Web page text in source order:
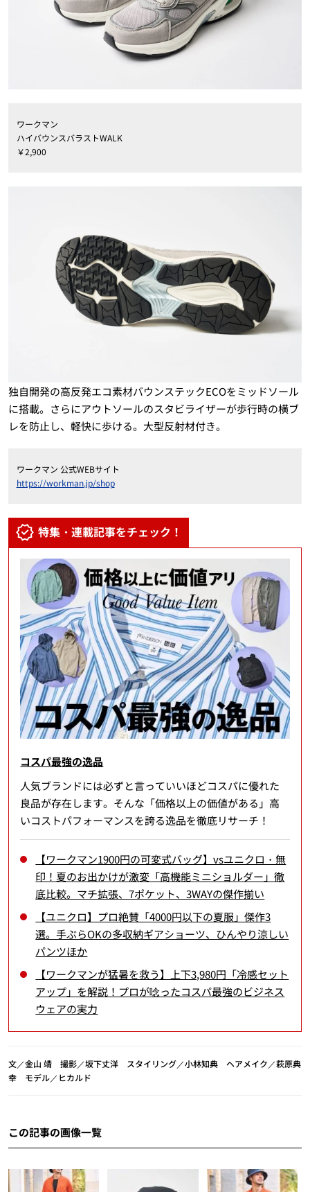
ワークマン
ハイバウンスバラストWALK
￥2,900
独自開発の高反発エコ素材バウンステックECOをミッドソール
に搭載。さらにアウトソールのスタビライザーが歩行時の横ブ
レを防止し、軽快に歩ける。大型反射材付き。
ワークマン 公式WEBサイト
https://workman.jp/shop
特集・連載記事をチェック！
コスパ最強の逸品
人気ブランドには必ずと言っていいほどコスパに優れた
良品が存在します。そんな「価格以上の価値がある」高
いコストパフォーマンスを誇る逸品を徹底リサーチ！
【ワークマン1900円の可変式バッグ】vsユニクロ・無
印！夏のお出かけが激変「高機能ミニショルダー」徹
底比較。マチ拡張、7ポケット、3WAYの傑作揃い
【ユニクロ】プロ絶賛「4000円以下の夏服」傑作3
選。手ぶらOKの多収納ギアショーツ、ひんやり涼しい
パンツほか
【ワークマンが猛暑を救う】上下3,980円「冷感セット
アップ」を解説！プロが唸ったコスパ最強のビジネス
ウェアの実力
文／金山 靖 撮影／坂下丈洋 スタイリング／小林知典 ヘアメイク／萩原典
幸 モデル／ヒカルド
この記事の画像一覧